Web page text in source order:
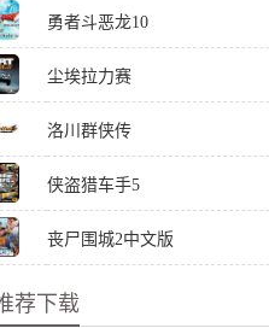
勇者斗恶龙10
尘埃拉力赛
洛川群侠传
侠盗猎车手5
丧尸围城2中文版
荐下载